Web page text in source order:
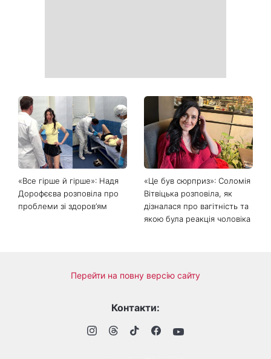
«Все гірше й гірше»: Надя
Дорофєєва розповіла про
проблеми зі здоров’ям
«Це був сюрприз»: Соломія
Вітвіцька розповіла, як
дізналася про вагітність та
якою була реакція чоловіка
Перейти на повну версію сайту
Контакти: